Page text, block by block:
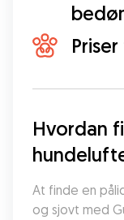
Hvordan
At finde en
og sjovt med